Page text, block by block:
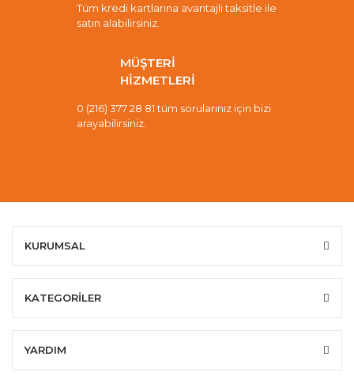
Tüm kredi kartlarına avantajlı taksitle ile
satın alabilirsiniz.
MÜŞTERİ
HİZMETLERİ
0 (216) 377 28 81 tüm sorularınız için bizi
arayabilirsiniz.
KURUMSAL
KATEGORİLER
YARDIM